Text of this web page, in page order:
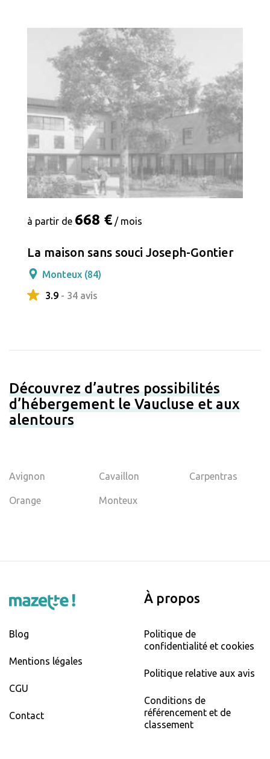
à partir de 668 € / mois
La maison sans souci Joseph-Gontier
Monteux (84)
3.9 - 34 avis
Découvrez d’autres possibilités
d’hébergement le Vaucluse et aux
alentours
Avignon Cavaillon Carpentras
Orange Monteux
Blog
Mentions légales
CGU
Contact
À propos
Politique de
confidentialité et cookies
Politique relative aux avis
Conditions de
référencement et de
classement